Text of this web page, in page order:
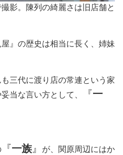
影。陳列の綺麗さは旧店舗と
』の歴史は相当に長く、姉妹
三代に渡り店の常連という家
当な言い方として、
『一
『一族 』
が、関原周辺にはか